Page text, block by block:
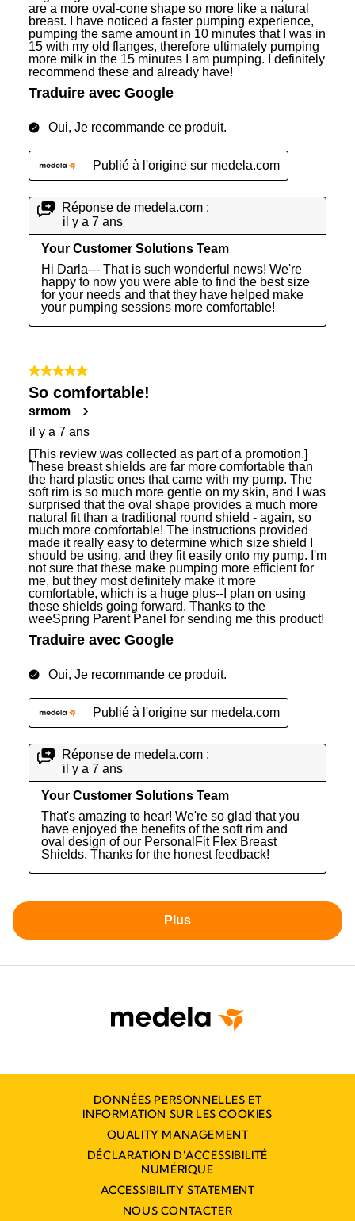
DONNÉES PERSONNELLES ET
INFORMATION SUR LES COOKIES
QUALITY MANAGEMENT
DÉCLARATION D'ACCESSIBILITÉ
NUMÉRIQUE
ACCESSIBILITY STATEMENT
NOUS CONTACTER